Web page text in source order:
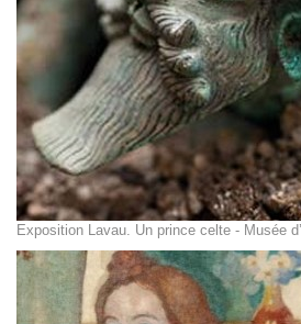
Exposition Lavau. Un prince celte - Musée